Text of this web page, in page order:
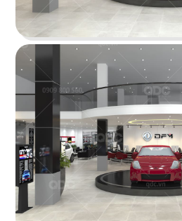
AQ
Thiết kế mang phong cách
trắng và xám làm chủ đạo tạo